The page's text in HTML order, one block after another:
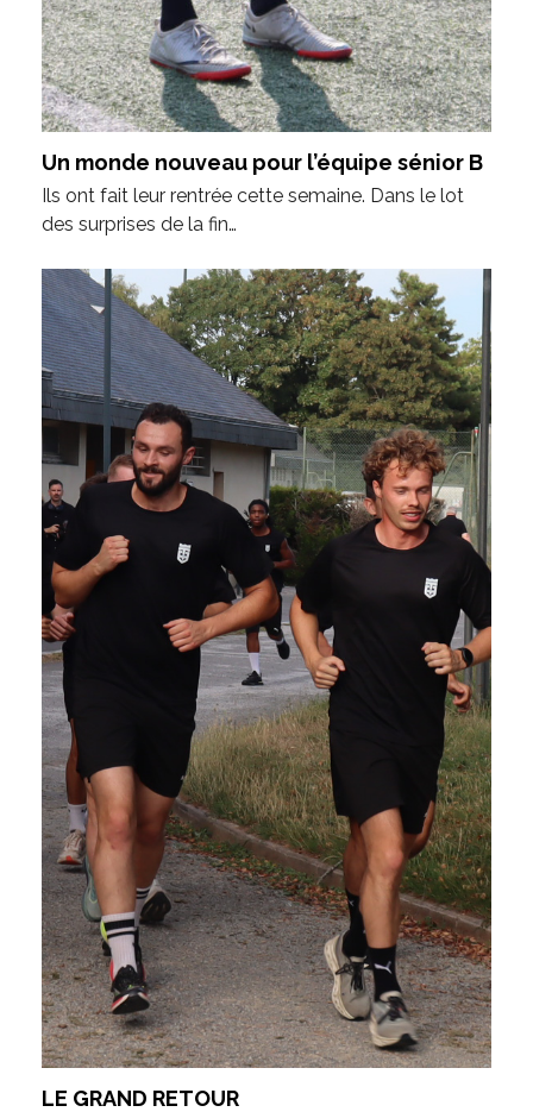
Un monde nouveau pour l’équipe sénior B
Ils ont fait leur rentrée cette semaine. Dans le lot
des surprises de la fin…
LE GRAND RETOUR